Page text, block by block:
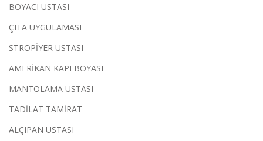
BOYACI USTASI
ÇITA UYGULAMASI
STROPİYER USTASI
AMERİKAN KAPI BOYASI
MANTOLAMA USTASI
TADİLAT TAMİRAT
ALÇIPAN USTASI